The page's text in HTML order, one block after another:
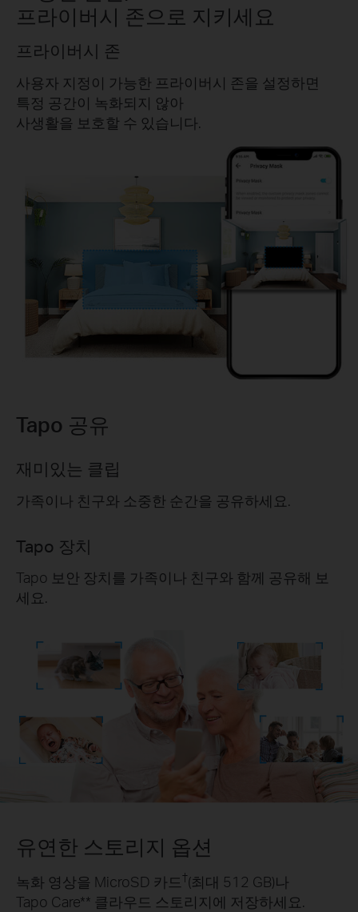
프라이버시 존으로 지키세요
프라이버시 존
사용자 지정이 가능한 프라이버시 존을 설정하면
특정 공간이 녹화되지 않아
사생활을 보호할 수 있습니다.
Tapo 공유
재미있는 클립
가족이나 친구와 소중한 순간을 공유하세요.
Tapo 장치
Tapo 보안 장치를 가족이나 친구와 함께 공유해 보
세요.
유연한 스토리지 옵션
녹화 영상을 MicroSD 카드†(최대 512 GB)나
Tapo Care** 클라우드 스토리지에 저장하세요.